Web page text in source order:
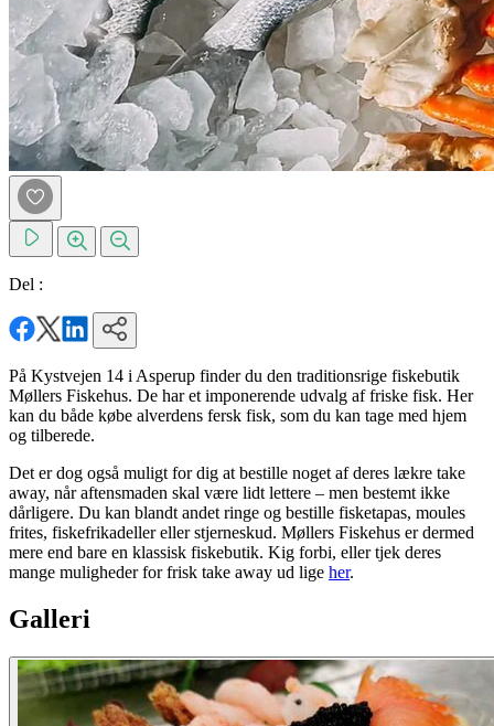
Del :
På Kystvejen 14 i Asperup finder du den traditionsrige fiskebutik
Møllers Fiskehus. De har et imponerende udvalg af friske fisk. Her
kan du både købe alverdens fersk fisk, som du kan tage med hjem
og tilberede.
Det er dog også muligt for dig at bestille noget af deres lækre take
away, når aftensmaden skal være lidt lettere – men bestemt ikke
dårligere. Du kan blandt andet ringe og bestille fisketapas, moules
frites, fiskefrikadeller eller stjerneskud. Møllers Fiskehus er dermed
mere end bare en klassisk fiskebutik. Kig forbi, eller tjek deres
mange muligheder for frisk take away ud lige her.
Galleri